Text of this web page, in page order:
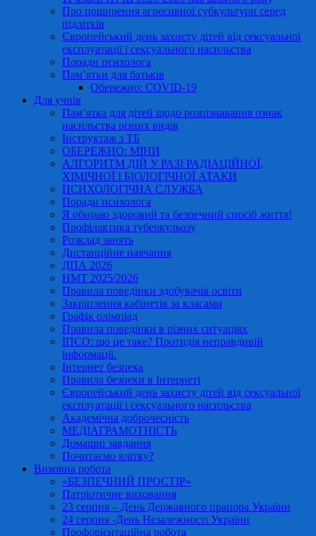
Про поширення агресивної субкультури серед
підлітків
Європейський день захисту дітей від сексуальної
експлуатації і сексуального насильства
Поради психолога
Пам’ятки для батьків
Обережно: COVID-19
Для учнів
Пам’ятка для дітей щодо розпізнавання ознак
насильства різних видів
Інструктаж з ТБ
ОБЕРЕЖНО: МІНИ
АЛГОРИТМ ДІЙ У РАЗІ РАДІАЦІЙНОЇ,
ХІМІЧНОЇ І БІОЛОГІЧНОЇ АТАКИ
ПСИХОЛОГІЧНА СЛУЖБА
Поради психолога
Я обираю здоровий та безпечний спосіб життя!
Профілактика туберкульозу
Розклад занять
Дистанційне навчання
ДПА 2026
НМТ 2025/2026
Правила поведінки здобувачів освіти
Закріплення кабінетів за класами
Графік олімпіад
Правила поведінки в різних ситуаціях
ІПСО: що це таке? Протидія неправдивій
інформації.
Інтернет безпека
Правила безпеки в Інтернеті
Європейський день захисту дітей від сексуальної
експлуатації і сексуального насильства
Академічна доброчесність
МЕДІАГРАМОТНІСТЬ
Домашні завдання
Почитаємо влітку?
Виховна робота
«БЕЗПЕЧНИЙ ПРОСТІР»
Патріотичне виховання
23 серпня – День Державного прапора України
24 серпня -День Незалежності України
Профорієнтаційна робота